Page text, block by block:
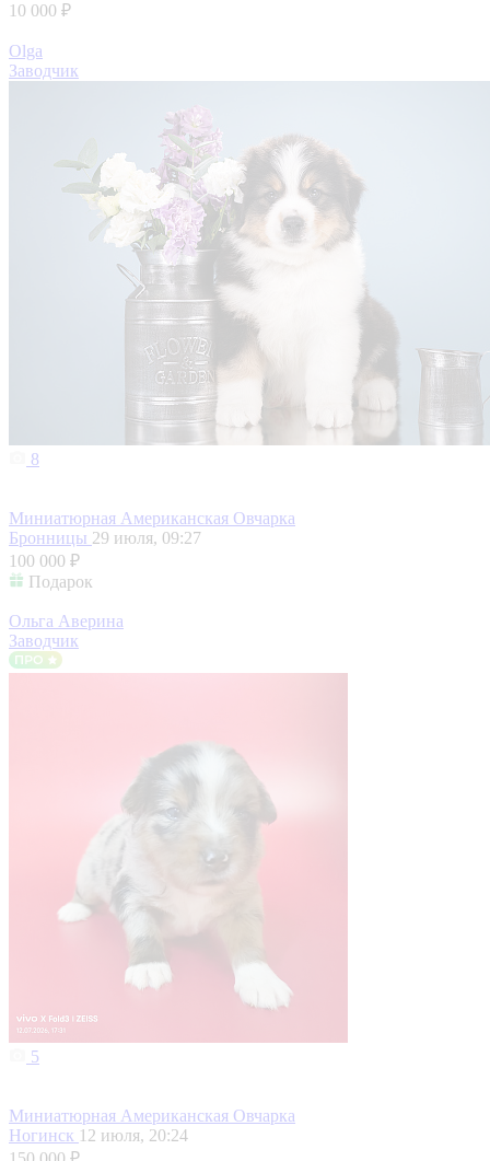
10 000 ₽
Olga
Заводчик
8
Миниатюрная Американская Овчарка
Бронницы 29 июля, 09:27
100 000 ₽
Подарок
Ольга Аверина
Заводчик
5
Миниатюрная Американская Овчарка
Ногинск 12 июля, 20:24